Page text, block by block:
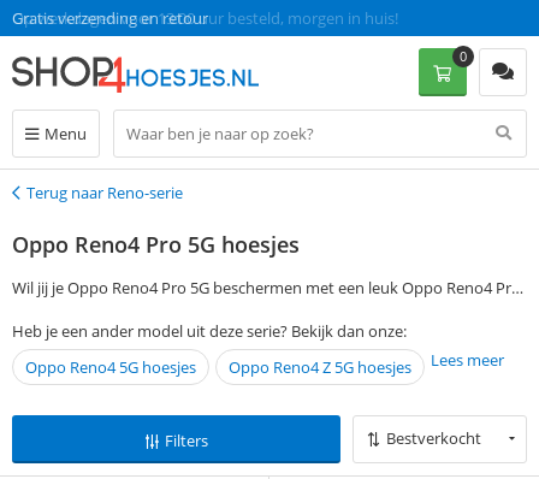
Gratis verzending en retour
Menu
0
Terug
Terug naar Reno-serie
Oppo Reno4 Pro 5G hoesjes
Wil jij je Oppo Reno4 Pro 5G beschermen met een leuk Oppo Reno4 Pro
aan de linkerkant van de pagina en vind gemakkelijk een passende
Oppo Reno4 Pro 5G cover. Als je op werkdagen voor 13:00 een bestelling
Heb je een ander model uit deze serie? Bekijk dan onze:
Oppo Reno4 5G hoesjes
Oppo Reno4 Z 5G hoesjes Lees meer
Filters Bestverkocht